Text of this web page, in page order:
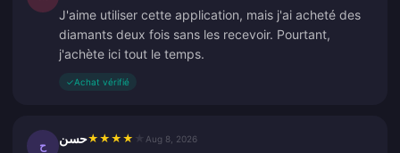
J'aime utiliser cette application, mais j'ai acheté des
diamants deux fois sans les recevoir. Pourtant,
j'achète ici tout le temps.
✓Achat vérifié
ح حسن★ ★ ★ ★ Aug 8, 2026